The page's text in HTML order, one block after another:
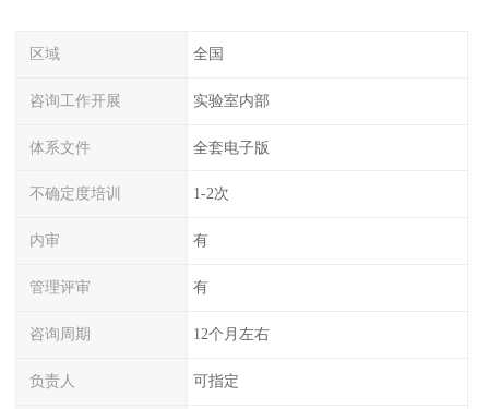
区域 全国
咨询工作开展 实验室内部
体系文件 全套电子版
不确定度培训 1-2次
内审 有
管理评审 有
咨询周期 12个月左右
负责人 可指定